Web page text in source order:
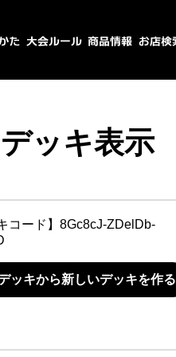
デッキ表示
コード】 8Gc8cJ-ZDelDb-
ッキから新しいデッキを作る